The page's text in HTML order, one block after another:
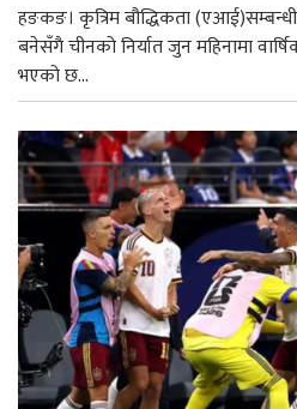
हङकङ। कृत्रिम बौद्धिकता (एआई)सम्बन्धी
बनेसँगै चीनको निर्यात जुन महिनामा
भएको छ...